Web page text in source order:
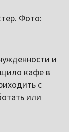
Фото:
и
кафе в
с
или